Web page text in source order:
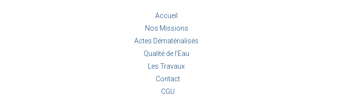
Accueil
Nos Missions
Actes Dématérialisés
Qualité de l'Eau
Les Travaux
Contact
CGU